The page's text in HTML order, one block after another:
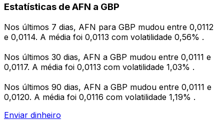
Estatísticas de AFN a GBP
Nos últimos 7 dias, AFN para GBP mudou entre 0,0112
e 0,0114. A média foi 0,0113 com volatilidade 0,56% .
Nos últimos 30 dias, AFN a GBP mudou entre 0,0111 e
0,0117. A média foi 0,0113 com volatilidade 1,03% .
Nos últimos 90 dias, AFN a GBP mudou entre 0,0111 e
0,0120. A média foi 0,0116 com volatilidade 1,19% .
Enviar dinheiro